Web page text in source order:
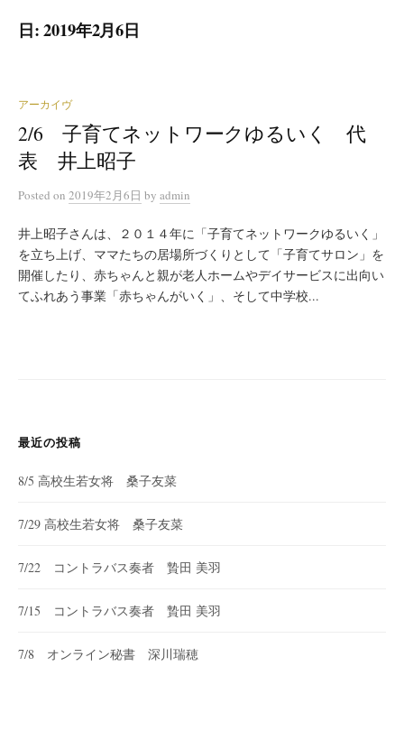
日:2019年2月6日
アーカイヴ
2/6 子育てネットワークゆるいく 代
表 井上昭子
Posted on 2019年2月6日 by admin
井上昭子さんは、２０１４年に「子育てネットワークゆるいく」
を立ち上げ、ママたちの居場所づくりとして「子育てサロン」を
開催したり、赤ちゃんと親が老人ホームやデイサービスに出向い
てふれあう事業「赤ちゃんがいく」、そして中学校...
最近の投稿
8/5 高校生若女将 桑子友菜
7/29 高校生若女将 桑子友菜
7/22 コントラバス奏者 贄田 美羽
7/15 コントラバス奏者 贄田 美羽
7/8 オンライン秘書 深川瑞穂